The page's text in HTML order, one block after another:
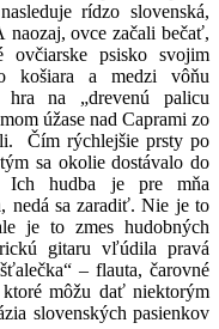
rídzo slovenská,
naozaj, ovce začali bečať,
ovčiarske psisko svojim
košiara a medzi vôňu
na „drevenú palicu
úžase nad Caprami zo
Čím rýchlejšie prsty po
sa okolie dostávalo do
Ich hudba je pre mňa
nedá sa zaradiť. Nie je to
je to zmes hudobných
gitaru vľúdila pravá
– flauta, čarovné
môžu dať niektorým
slovenských pasienkov